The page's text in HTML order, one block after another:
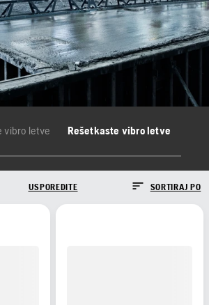
vibro letve Rešetkaste vibro letve
USPOREDITE SORTIRAJ PO